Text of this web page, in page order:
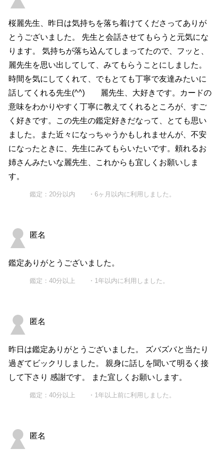
桜麗先生、昨日は気持ちを落ち着けてくださってありが
とうございました。 先生と会話させてもらうと元気にな
ります。 気持ちが落ち込んてしまってたので、フッと、
麗先生を思い出してして、みてもらうことにしました。
時間を気にしてくれて、でもとても丁寧で友達みたいに
話してくれる先生(^^) 麗先生、大好きです。カードの
意味をわかりやすく丁寧に教えてくれるところが、すご
く好きです。この先生の鑑定好きだなって、とても思い
ました。また近々になっちゃうかもしれませんが、不安
になったときに、先生にみてもらいたいです。頼れるお
姉さんみたいな麗先生、これからも宜しくお願いしま
す。
鑑定：20分以内 ・6ヶ月以内に利用しました。
匿名
鑑定ありがとうございました。
鑑定：40分以上 ・1年以内に利用しました。
匿名
昨日は鑑定ありがとうございました。 ズバズバと当たり
過ぎてビックリしました。 親身に話しを聞いて明るく接
して下さり 感謝です。 また宜しくお願いします。
鑑定：40分以上 ・1年以上前に利用しました。
匿名